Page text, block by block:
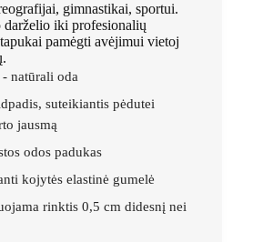
gimnastikai, sportui.
darželio iki profesionalių
pamėgti avėjimui vietoj
natūrali oda
suteikiantis pėdutei
jausmą
odos padukas
kojytės elastinė gumelė
rinktis 0,5 cm didesnį nei